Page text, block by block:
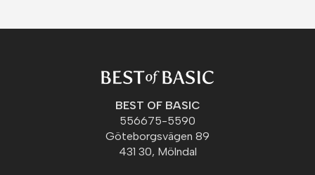
BEST OF BASIC
556675-5590
Göteborgsvägen 89
431 30, Mölndal